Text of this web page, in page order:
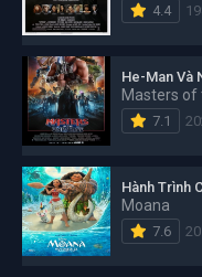
4.4
He-Man Và
Masters of
7.1
Hành Trình
Moana
7.6